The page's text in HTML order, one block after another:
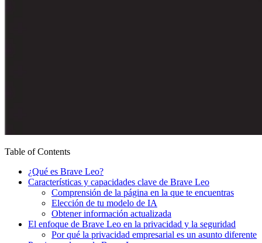
Table of Contents
¿Qué es Brave Leo?
Características y capacidades clave de Brave Leo
Comprensión de la página en la que te encuentras
Elección de tu modelo de IA
Obtener información actualizada
El enfoque de Brave Leo en la privacidad y la seguridad
Por qué la privacidad empresarial es un asunto diferente